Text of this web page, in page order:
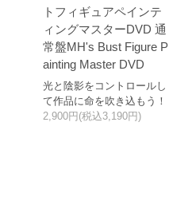
トフィギュアペインテ
ィングマスターDVD 通
常盤MH's Bust Figure P
ainting Master DVD
光と陰影をコントロールし
て作品に命を吹き込もう！
2,900円(税込3,190円)